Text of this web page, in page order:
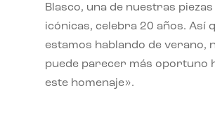
Blasco, una de nuestras piezas
icónicas, celebra 20 años. Así
estamos hablando de verano,
puede parecer más oportuno
este homenaje».